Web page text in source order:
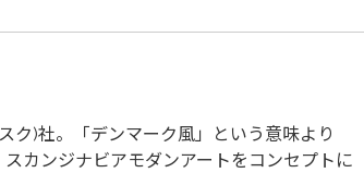
ク)社。「デンマーク風」という意味より
スカンジナビアモダンアートをコンセプトに